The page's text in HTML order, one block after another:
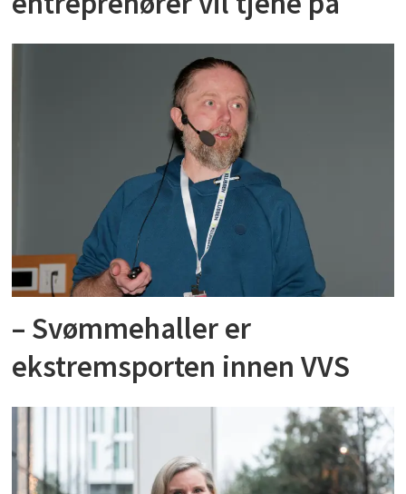
– Svømmehaller er
ekstremsporten innen VVS